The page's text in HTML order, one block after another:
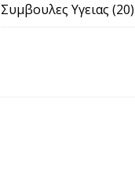
Συμβουλες Υγειας (20)